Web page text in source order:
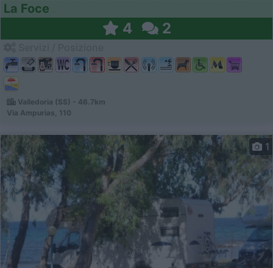
La Foce
4 2
Valledoria (SS) - 46.7km
Via Ampurias, 110
1